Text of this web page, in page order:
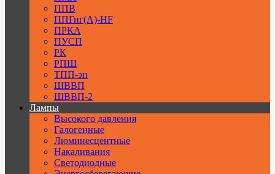
ППВ
ППГнг(А)-HF
ПРКА
ПУСП
РК
РПШ
ТПП-эп
ШВВП
ШВВП-2
Лампы
Высокого давления
Галогенные
Люминесцентные
Накаливания
Светодиодные